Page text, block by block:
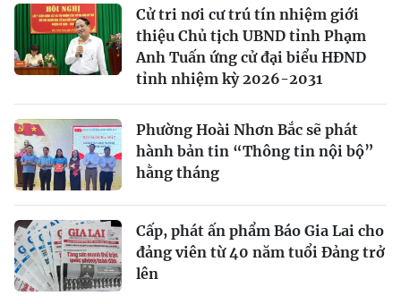
Cử tri nơi cư trú tín nhiệm giới
thiệu Chủ tịch UBND tỉnh Phạm
Anh Tuấn ứng cử đại biểu HĐND
tỉnh nhiệm kỳ 2026-2031
Phường Hoài Nhơn Bắc sẽ phát
hành bản tin “Thông tin nội bộ”
hằng tháng
Cấp, phát ấn phẩm Báo Gia Lai cho
đảng viên từ 40 năm tuổi Đảng trở
lên